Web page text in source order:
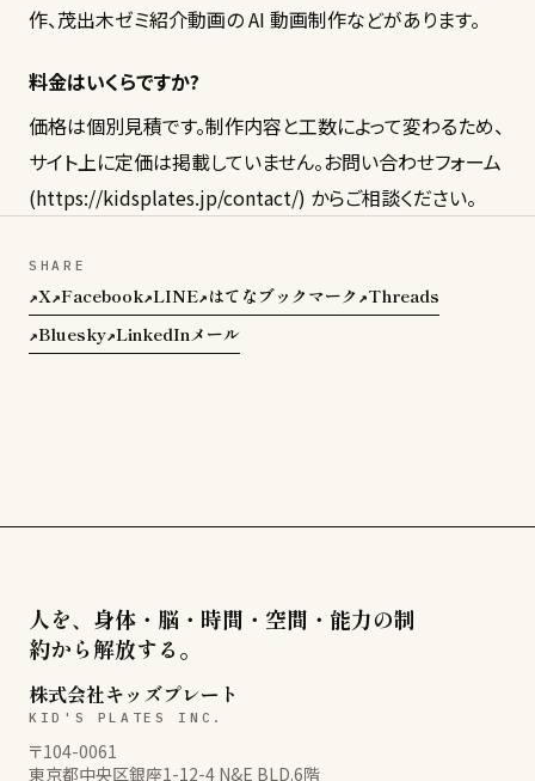
料金はいくらですか?
価格は個別見積です。制作内容と工数によって変わるため、
サイト上に定価は掲載していません。お問い合わせフォーム
SHARE
↗X↗Facebook↗LINE↗はてなブックマーク ↗Threads
↗Bluesky↗LinkedInメール
人を、身体・脳・時間・空間・能力の制
約から解放する。
株式会社キッズプレート
KID'S PLATES INC.
〒104-0061
東京都中央区銀座1-12-4 N&E BLD.6階